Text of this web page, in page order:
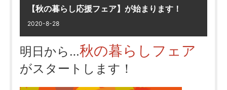
物件の詳細はコチラ
随時更新しています！
チャンネル登録よろしくお願い致します
【秋の暮らし応援フェア】が始まります！
2020-8-28
明日から…秋の暮らしフェア
がスタートします！